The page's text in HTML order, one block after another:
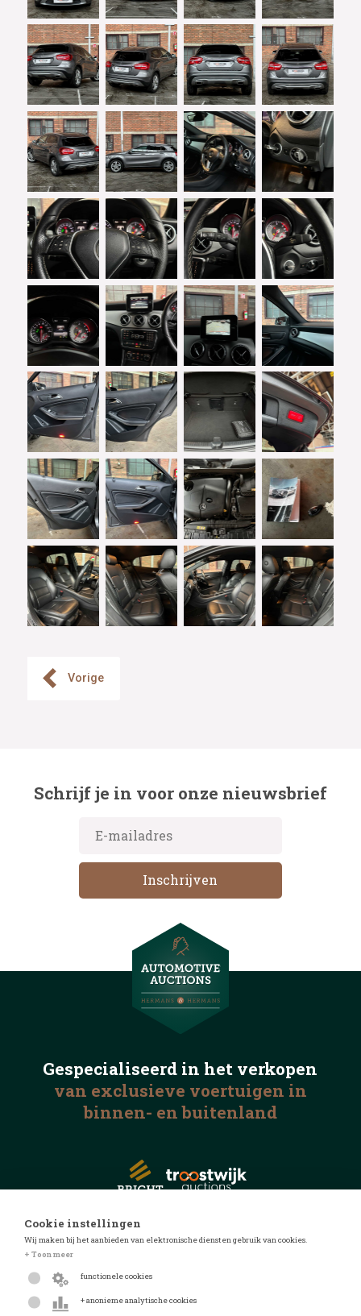
Vorige
Schrijf je in voor onze nieuwsbrief
Gespecialiseerd in het verkopen
van exclusieve voertuigen in
binnen- en buitenland
© 2026 Automotive Auctions
Privacyverklaring
Cookie instellingen
Wij maken bij het aanbieden van elektronische diensten gebruik van cookies.
+ Toon meer
functionele cookies
+ anonieme analytische cookies